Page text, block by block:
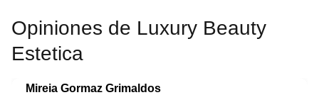
Opiniones de Luxury Beauty
Estetica
Mireia Gormaz Grimaldos